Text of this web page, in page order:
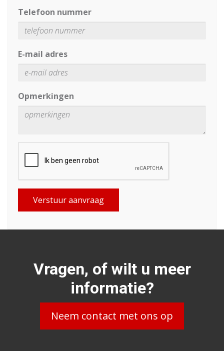
Telefoon nummer
E-mail adres
Opmerkingen
Verstuur aanvraag
Vragen, of wilt u meer
informatie?
Neem contact met ons op